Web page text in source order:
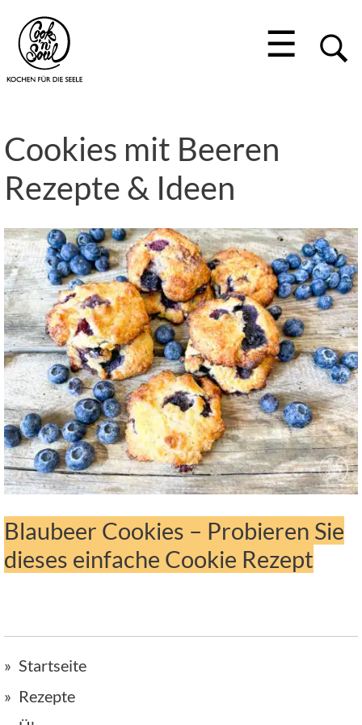
☰
Cookies mit Beeren
Rezepte & Ideen
Blaubeer Cookies – Probieren Sie
dieses einfache Cookie Rezept
Startseite
Rezepte